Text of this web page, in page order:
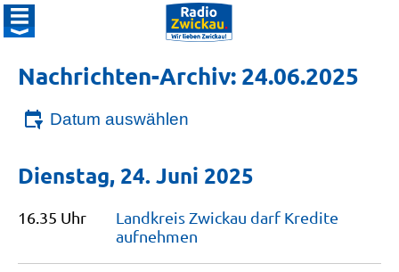
Nachrichten-Archiv: 24.06.2025
Datum auswählen
Dienstag, 24. Juni 2025
16.35 Uhr
Landkreis Zwickau darf Kredite
aufnehmen